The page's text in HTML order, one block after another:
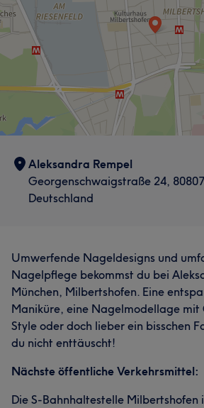
Aleksandra Rempel
Georgenschwaigstraße 24,
Deutschland
Umwerfende Nageldesigns und
Nagelpflege bekommst du bei
München, Milbertshofen. Eine
Maniküre, eine Nagelmodellage mit
Style oder doch lieber ein bisschen
du nicht enttäuscht!
Nächste öffentliche Verkehrsmittel:
Die S-Bahnhaltestelle Milbertshofen